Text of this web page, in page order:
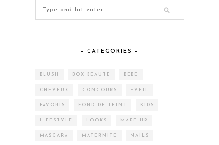
– CATEGORIES –
BLUSH BOX BEAUTÉ BÉBÉ
CHEVEUX CONCOURS EVEIL
FAVORIS FOND DE TEINT KIDS
LIFESTYLE LOOKS MAKE-UP
MASCARA MATERNITÉ NAILS